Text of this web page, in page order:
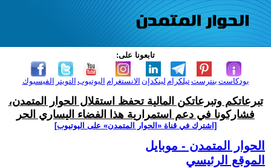
تابعونا على:
الفيسبوك التويتر اليوتيوب الانستغرام لينكدإن تيلكرامبنترست بودكاست
تبرعاتكم وتبرعاتكن المالية تحفظ استقلال الحوار المتمدن،
فشاركونا في دعم استمرارية هذا الفضاء اليساري الحر
[اشترك في قناة ‫«الحوار المتمدن» على اليوتيوب]
الحوار المتمدن - موبايل
الموقع الرئيسي